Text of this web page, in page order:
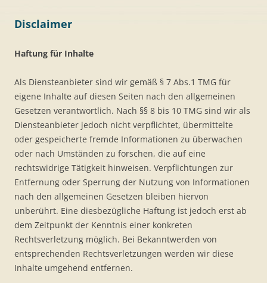
Disclaimer
Haftung für Inhalte
Als Diensteanbieter sind wir gemäß § 7 Abs.1 TMG für
eigene Inhalte auf diesen Seiten nach den allgemeinen
Gesetzen verantwortlich. Nach §§ 8 bis 10 TMG sind wir als
Diensteanbieter jedoch nicht verpflichtet, übermittelte
oder gespeicherte fremde Informationen zu überwachen
oder nach Umständen zu forschen, die auf eine
rechtswidrige Tätigkeit hinweisen. Verpflichtungen zur
Entfernung oder Sperrung der Nutzung von Informationen
nach den allgemeinen Gesetzen bleiben hiervon
unberührt. Eine diesbezügliche Haftung ist jedoch erst ab
dem Zeitpunkt der Kenntnis einer konkreten
Rechtsverletzung möglich. Bei Bekanntwerden von
entsprechenden Rechtsverletzungen werden wir diese
Inhalte umgehend entfernen.